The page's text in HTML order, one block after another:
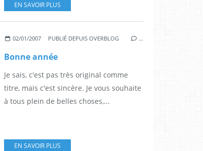
EN SAVOIR PLUS
02/01/2007 PUBLIÉ DEPUIS OVERBLOG …
Bonne année
Je sais, c'est pas très original comme
titre, mais c'est sincère. Je vous souhaite
à tous plein de belles choses,...
EN SAVOIR PLUS